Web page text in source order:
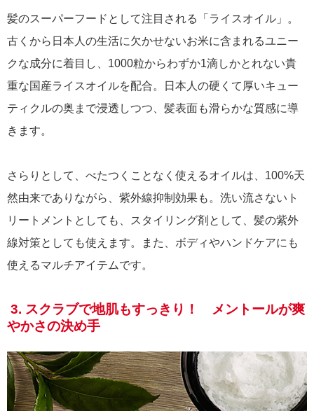
髪のスーパーフードとして注目される「ライスオイル」。
古くから日本人の生活に欠かせないお米に含まれるユニー
クな成分に着目し、1000粒からわずか1滴しかとれない貴
重な国産ライスオイルを配合。日本人の硬くて厚いキュー
ティクルの奥まで浸透しつつ、髪表面も滑らかな質感に導
きます。
さらりとして、べたつくことなく使えるオイルは、100%天
然由来でありながら、紫外線抑制効果も。洗い流さないト
リートメントとしても、スタイリング剤として、髪の紫外
線対策としても使えます。また、ボディやハンドケアにも
使えるマルチアイテムです。
3. スクラブで地肌もすっきり！ メントールが爽
やかさの決め手